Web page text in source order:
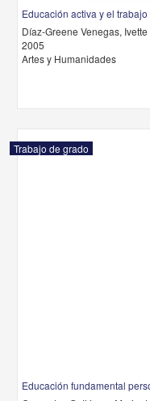
Educación activa y el
Díaz-Greene Venegas, Ivette
2005
Artes y Humanidades
Trabajo de grado
Educación fundamental